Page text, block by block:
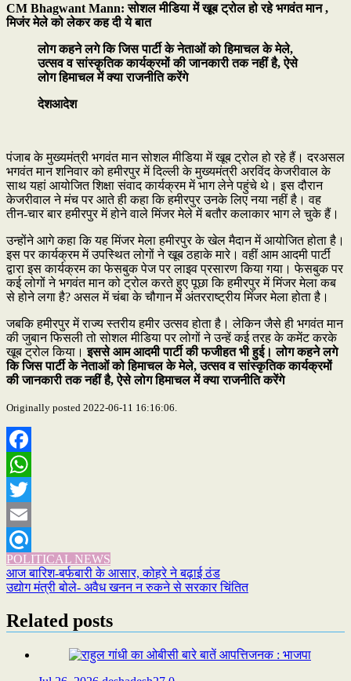
CM Bhagwant Mann: सोशल मीडिया में खूब ट्रोल हो रहे भगवंत मान ,
मिजंर मेले को लेकर कह दी ये बात
लोग कहने लगे कि जिस पार्टी के नेताओं को हिमाचल के मेले,
उत्सव व सांस्कृतिक कार्यक्रमों की जानकारी तक नहीं है, ऐसे
लोग हिमाचल में क्या राजनीति करेंगे
देशआदेश
पंजाब के मुख्यमंत्री भगवंत मान सोशल मीडिया में खूब ट्रोल हो रहे हैं। दरअसल
भगवंत मान शनिवार को हमीरपुर में दिल्ली के मुख्यमंत्री अरविंद केजरीवाल के
साथ यहां आयोजित शिक्षा संवाद कार्यक्रम में भाग लेने पहुंचे थे। इस दौरान
केजरीवाल ने मंच पर आते ही कहा कि हमीरपुर उनके लिए नया नहीं है। वह
तीन-चार बार हमीरपुर में होने वाले मिंजर मेले में बतौर कलाकार भाग ले चुके हैं।
उन्होंने आगे कहा कि यह मिंजर मेला हमीरपुर के खेल मैदान में आयोजित होता है।
इस पर कार्यक्रम में उपस्थित लोगों ने खूब ठहाके मारे। वहीं आम आदमी पार्टी
द्वारा इस कार्यक्रम का फेसबुक पेज पर लाइव प्रसारण किया गया। फेसबुक पर
कई लोगों ने भगवंत मान को ट्रोल करते हुए पूछा कि हमीरपुर में मिंजर मेला कब
से होने लगा है? असल में चंबा के चौगान में अंतरराष्ट्रीय मिंजर मेला होता है।
जबकि हमीरपुर में राज्य स्तरीय हमीर उत्सव होता है। लेकिन जैसे ही भगवंत मान
की जुबान फिसली तो सोशल मीडिया पर लोगों ने उन्हें कई तरह के कमेंट करके
खूब ट्रोल किया।इससे आम आदमी पार्टी की फजीहत भी हुई। लोग कहने लगे
कि जिस पार्टी के नेताओं को हिमाचल के मेले, उत्सव व सांस्कृतिक कार्यक्रमों
की जानकारी तक नहीं है, ऐसे लोग हिमाचल में क्या राजनीति करेंगे
Originally posted 2022-06-11 16:16:06.
Facebook
WhatsApp
Twitter
Email
Refind
POLITICAL NEWS
Post
navigation
आज बारिश-बर्फबारी के आसार, कोहरे ने बढ़ाई ठंड
उद्योग मंत्री बोले- अवैध खनन न रुकने से सरकार चिंतित
Related posts